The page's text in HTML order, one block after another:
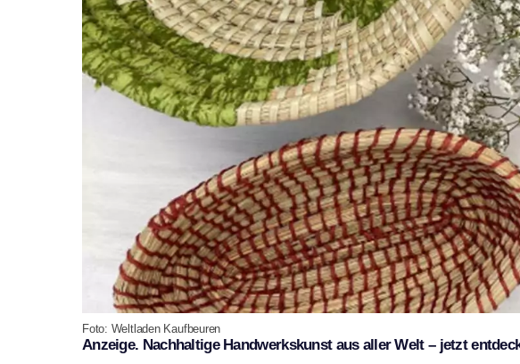
Foto: Weltladen Kaufbeuren
Anzeige. Nachhaltige Handwerkskunst aus aller Welt – jetzt